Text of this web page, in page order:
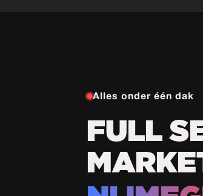
Alles onder één dak
FULL